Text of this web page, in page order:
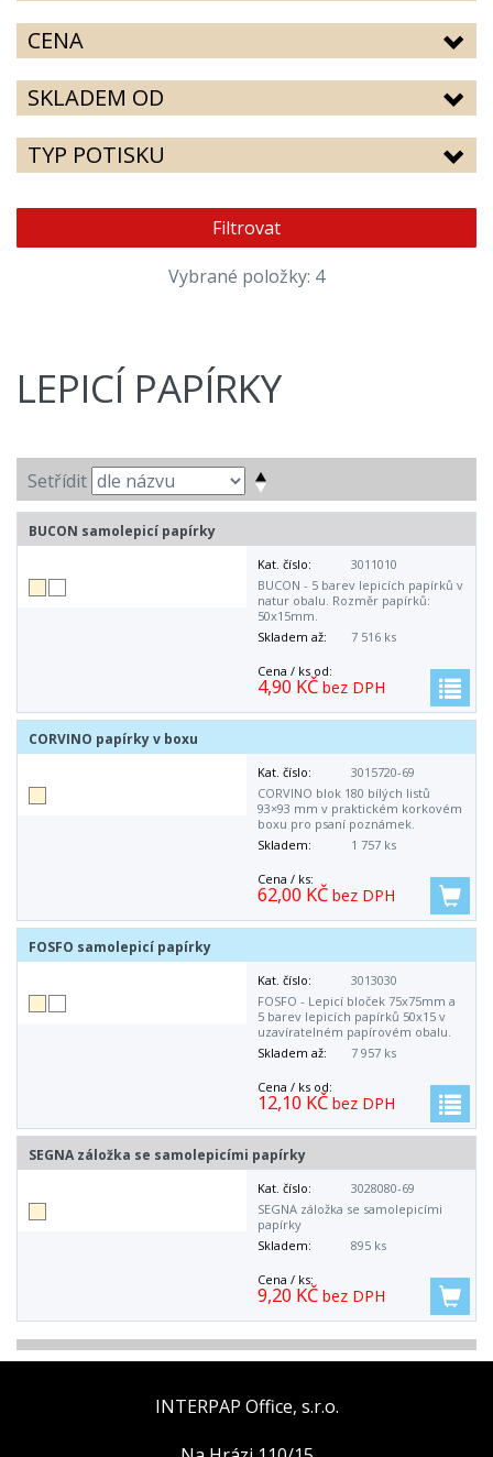
CENA
SKLADEM OD
TYP POTISKU
Filtrovat
Vybrané položky: 4
LEPICÍ PAPÍRKY
Setřídit
BUCON samolepicí papírky
Kat. číslo:
3011010
BUCON - 5 barev lepicích papírků v
natur obalu. Rozměr papírků:
50x15mm.
Skladem až:
7 516 ks
Cena / ks od:
4,90 KČ bez DPH
CORVINO papírky v boxu
Kat. číslo:
3015720-69
CORVINO blok 180 bílých listů
93×93 mm v praktickém korkovém
boxu pro psaní poznámek.
Skladem:
1 757 ks
Cena / ks:
62,00 KČ bez DPH
FOSFO samolepicí papírky
Kat. číslo:
3013030
FOSFO - Lepicí bloček 75x75mm a
5 barev lepicích papírků 50x15 v
uzavíratelném papírovém obalu.
Skladem až:
7 957 ks
Cena / ks od:
12,10 KČ bez DPH
SEGNA záložka se samolepicími papírky
Kat. číslo:
3028080-69
SEGNA záložka se samolepicími
papírky
Skladem:
895 ks
Cena / ks:
9,20 KČ bez DPH
INTERPAP Office, s.r.o.